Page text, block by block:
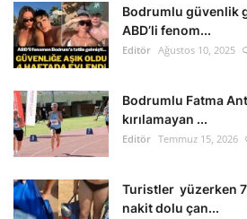
Bodrumlu güvenlik
ABD’li fenom...
Editör Ağustos 10, 2025
Bodrumlu Fatma
kırılamayan ...
Editör Temmuz 15, 2026
Turistler yüzerken
nakit dolu çan...